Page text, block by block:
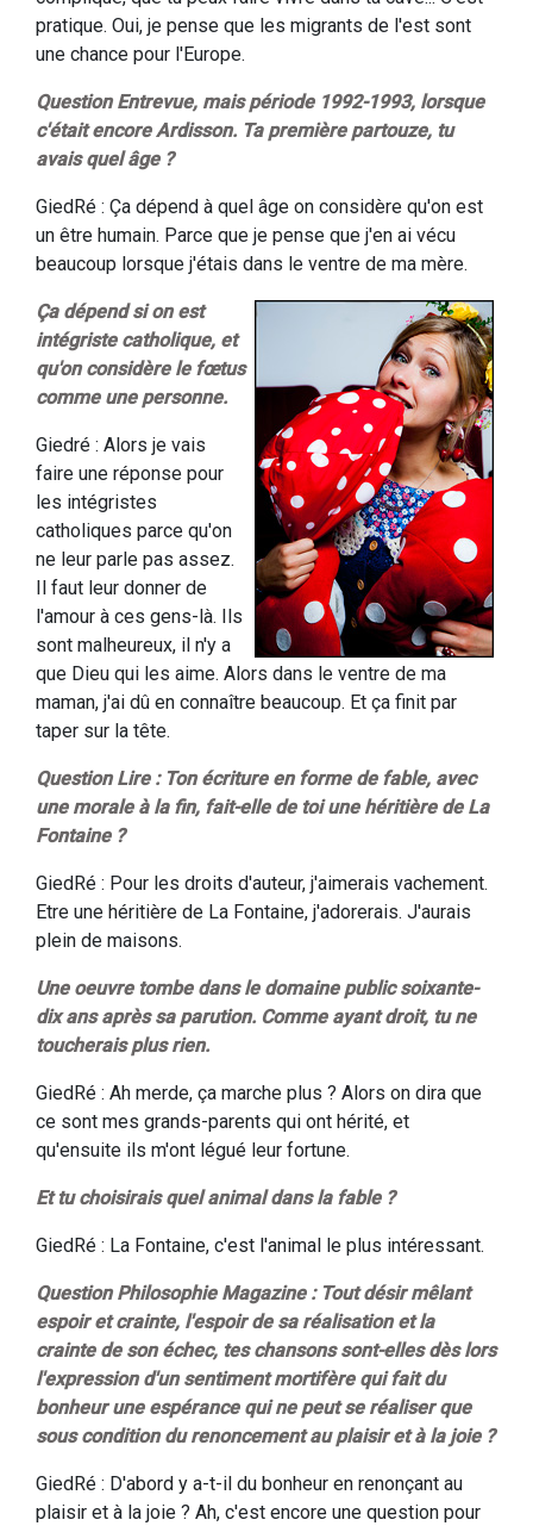
pratique. Oui, je pense que les migrants de l'est sont
une chance pour l'Europe.
Question Entrevue, mais période 1992-1993, lorsque
c'était encore Ardisson. Ta première partouze, tu
avais quel âge ?
GiedRé : Ça dépend à quel âge on considère qu'on est
un être humain. Parce que je pense que j'en ai vécu
beaucoup lorsque j'étais dans le ventre de ma mère.
Ça dépend si on est
intégriste catholique, et
qu'on considère le fœtus
comme une personne.
Giedré : Alors je vais
faire une réponse pour
les intégristes
catholiques parce qu'on
ne leur parle pas assez.
Il faut leur donner de
l'amour à ces gens-là. Ils
sont malheureux, il n'y a
que Dieu qui les aime. Alors dans le ventre de ma
maman, j'ai dû en connaître beaucoup. Et ça finit par
taper sur la tête.
Question Lire : Ton écriture en forme de fable, avec
une morale à la fin, fait-elle de toi une héritière de La
Fontaine ?
GiedRé : Pour les droits d'auteur, j'aimerais vachement.
Etre une héritière de La Fontaine, j'adorerais. J'aurais
plein de maisons.
Une oeuvre tombe dans le domaine public soixante-
dix ans après sa parution. Comme ayant droit, tu ne
toucherais plus rien.
GiedRé : Ah merde, ça marche plus ? Alors on dira que
ce sont mes grands-parents qui ont hérité, et
qu'ensuite ils m'ont légué leur fortune.
Et tu choisirais quel animal dans la fable ?
GiedRé : La Fontaine, c'est l'animal le plus intéressant.
Question Philosophie Magazine : Tout désir mêlant
espoir et crainte, l'espoir de sa réalisation et la
crainte de son échec, tes chansons sont-elles dès lors
l'expression d'un sentiment mortifère qui fait du
bonheur une espérance qui ne peut se réaliser que
sous condition du renoncement au plaisir et à la joie ?
GiedRé : D'abord y a-t-il du bonheur en renonçant au
plaisir et à la joie ? Ah, c'est encore une question pour